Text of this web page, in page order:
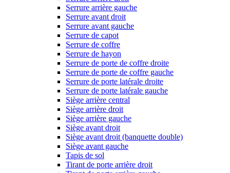
Serrure arrière gauche
Serrure avant droit
Serrure avant gauche
Serrure de capot
Serrure de coffre
Serrure de hayon
Serrure de porte de coffre droite
Serrure de porte de coffre gauche
Serrure de porte latérale droite
Serrure de porte latérale gauche
Siège arrière central
Siège arrière droit
Siège arrière gauche
Siège avant droit
Siège avant droit (banquette double)
Siège avant gauche
Tapis de sol
Tirant de porte arrière droit